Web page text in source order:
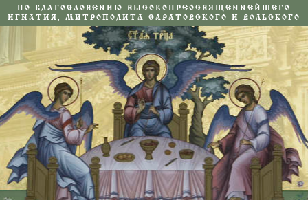
ПО БЛАГОСЛОВЕНИЮ ВЫСОКОПРЕОСВЯЩЕННЕЙШЕГО
ИГНАТИЯ, МИТРОПОЛИТА САРАТОВСКОГО И ВОЛЬСКОГО